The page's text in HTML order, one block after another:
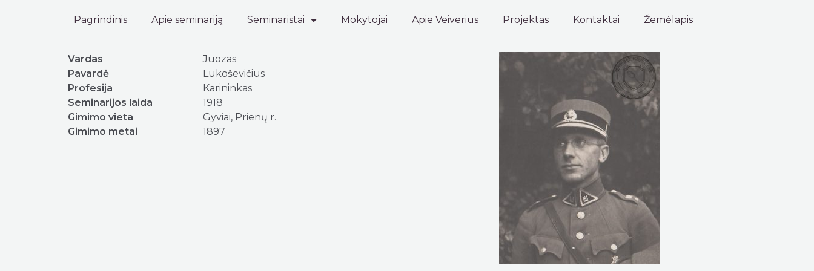
Pagrindinis Apie seminariją Seminaristai Mokytojai Apie Veiverius Projektas Kontaktai Žemėlapis
Vardas
Pavardė
Profesija
Seminarijos laida
Gimimo vieta
Gimimo metai
Juozas
Lukoševičius
Karininkas
1918
Gyviai, Prienų r.
1897